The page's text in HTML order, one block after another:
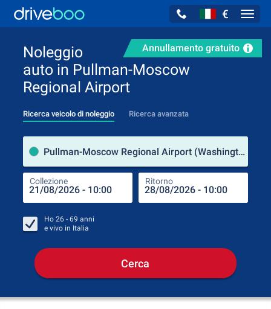
€
Annullamento gratuito
Noleggio
auto in Pullman-Moscow
Regional Airport
Ricerca veicolo di noleggio Ricerca avanzata
Pullman-Moscow Regional Airport (Washington / Stati Uniti d'America)
Collezione Ritorno
Ho 26 - 69 anni
e vivo in Italia
Cerca